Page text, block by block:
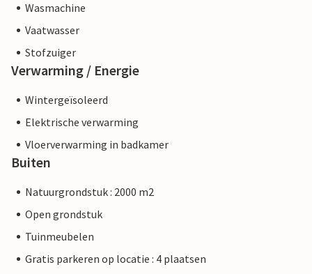
Wasmachine
Vaatwasser
Stofzuiger
Verwarming / Energie
Wintergeïsoleerd
Elektrische verwarming
Vloerverwarming in badkamer
Buiten
Natuurgrondstuk : 2000 m2
Open grondstuk
Tuinmeubelen
Gratis parkeren op locatie : 4 plaatsen